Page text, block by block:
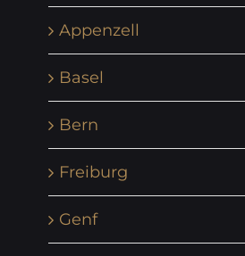
Appenzell
Basel
Bern
Freiburg
Genf